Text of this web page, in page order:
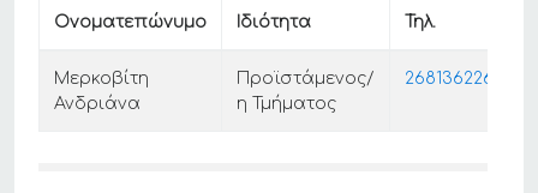
Ονοματεπώνυμο Ιδιότητα Τηλ.
Μερκοβίτη
Ανδριάνα
Προϊστάμενος/
η Τμήματος
2681362265